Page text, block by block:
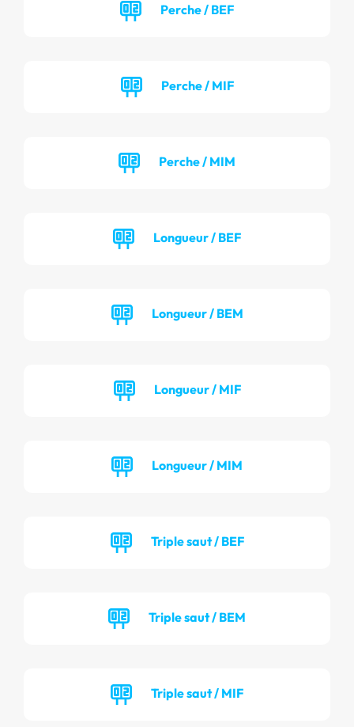
Perche / BEF
Perche / MIF
Perche / MIM
Longueur / BEF
Longueur / BEM
Longueur / MIF
Longueur / MIM
Triple saut / BEF
Triple saut / BEM
Triple saut / MIF